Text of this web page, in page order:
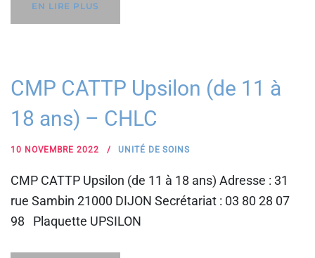
EN LIRE PLUS
CMP CATTP Upsilon (de 11 à
18 ans) – CHLC
10 NOVEMBRE 2022 UNITÉ DE SOINS
CMP CATTP Upsilon (de 11 à 18 ans) Adresse : 31
rue Sambin 21000 DIJON Secrétariat : 03 80 28 07
98 Plaquette UPSILON